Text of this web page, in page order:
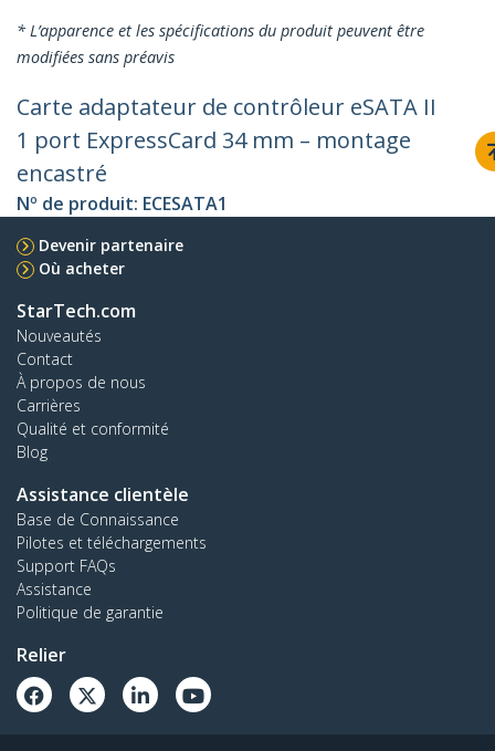
* L’apparence et les spécifications du produit peuvent être
modifiées sans préavis
Carte adaptateur de contrôleur eSATA II
1 port ExpressCard 34 mm – montage
encastré
Nº de produit: ECESATA1
Devenir partenaire
Où acheter
StarTech.com
Nouveautés
Contact
À propos de nous
Carrières
Qualité et conformité
Blog
Assistance clientèle
Base de Connaissance
Pilotes et téléchargements
Support FAQs
Assistance
Politique de garantie
Relier